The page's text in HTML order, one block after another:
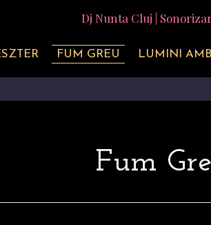
FUM GREU LUMINI
Fum